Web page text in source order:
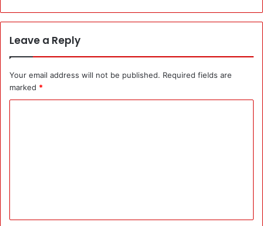
Leave a Reply
Your email address will not be published. Required fields are
marked *